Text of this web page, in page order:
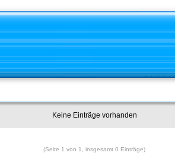
Keine Einträge vorhanden
(Seite 1 von 1, insgesamt 0 Einträge)